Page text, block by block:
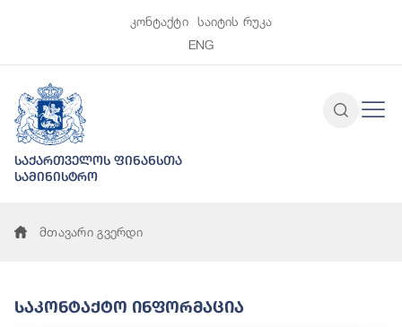
კონტაქტი
საიტის რუკა
ENG
საქართველოს ფინანსთა
სამინისტრო
მთავარი გვერდი
Საკონტაქტო Ინფორმაცია